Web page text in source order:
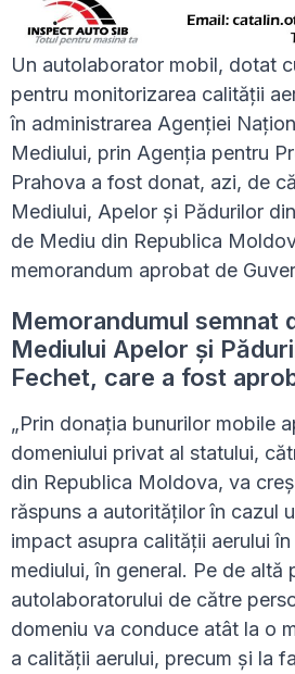
Un autolaborator mobil, dotat
pentru monitorizarea calității
în administrarea Agenției
Mediului, prin Agenția pentru
Prahova a fost donat, azi, de
Mediului, Apelor și Pădurilor
de Mediu din Republica
memorandum aprobat de
Memorandumul semnat
Mediului Apelor și
Fechet, care a fost
„Prin donația bunurilor mobile
domeniului privat al statului,
din Republica Moldova, va
răspuns a autorităților în cazul
impact asupra calității aerului
mediului, în general. Pe de altă
autolaboratorului de către
domeniu va conduce atât la o
a calității aerului, precum și la